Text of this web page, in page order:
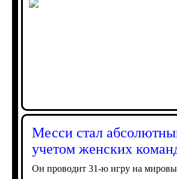
Месси стал
учетом женских
Он проводит 31-ю игру на